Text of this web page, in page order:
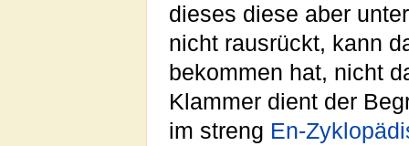
dieses diese aber
nicht rausrückt, kann
bekommen hat, nicht
Klammer dient der
im streng En-